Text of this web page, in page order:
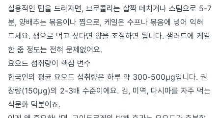
실용적인 팁을 드리자면, 브로콜리는 살짝 데치거나 스팀으로 5-7
분, 양배추는 볶음이나 찜으로, 케일은 수프나 볶음에 넣어 익혀
드세요. 생으로 먹고 싶다면 양을 조절하면 됩니다. 샐러드에 케일
한 줌 정도는 전혀 문제없어요.
요오드 섭취량이 핵심 변수
한국인의 평균 요오드 섭취량은 하루 약 300-500μg입니다. 권
장량(150μg)의 2-3배 수준이에요. 김, 미역, 다시마를 자주 먹는
식문화 덕분이죠.